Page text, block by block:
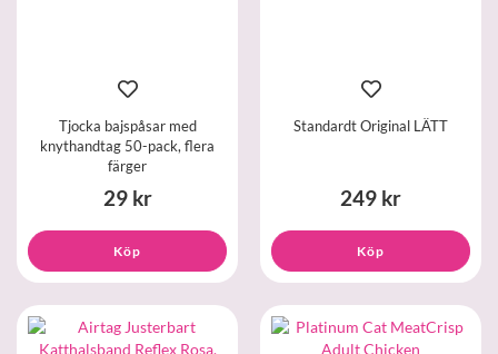
Tjocka bajspåsar med
knythandtag 50-pack, flera
färger
29 kr
Köp
Standardt Original LÄTT
249 kr
Köp